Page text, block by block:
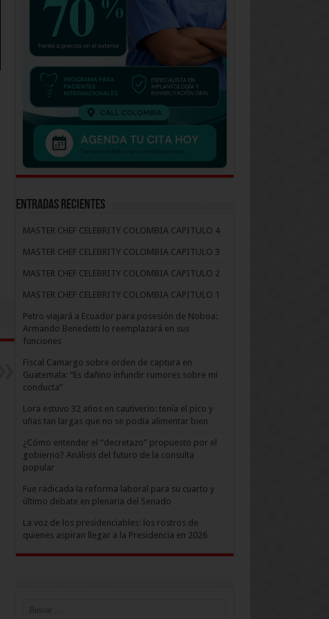
Entradas recientes
MASTER CHEF CELEBRITY COLOMBIA CAPITULO 4
MASTER CHEF CELEBRITY COLOMBIA CAPITULO 3
MASTER CHEF CELEBRITY COLOMBIA CAPITULO 2
MASTER CHEF CELEBRITY COLOMBIA CAPITULO 1
Petro viajará a Ecuador para posesión de Noboa:
Armando Benedetti lo reemplazará en sus
funciones
Fiscal Camargo sobre orden de captura en
Guatemala: “Es dañino infundir rumores sobre mi
conducta”
Lora estuvo 32 años en cautiverio: tenía el pico y
uñas tan largas que no se podía alimentar bien
¿Cómo entender el “decretazo” propuesto por el
gobierno? Análisis del futuro de la consulta
popular
Fue radicada la reforma laboral para su cuarto y
último debate en plenaria del Senado
La voz de los presidenciables: los rostros de
quienes aspiran llegar a la Presidencia en 2026